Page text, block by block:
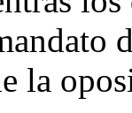
la